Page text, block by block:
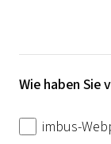
Wie haben Sie
imbus-